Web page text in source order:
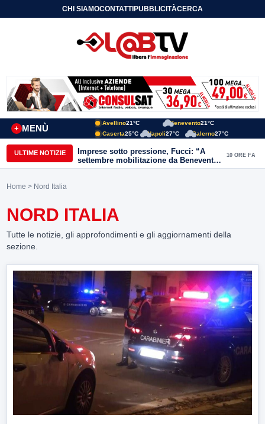
CHI SIAMOCONTATTIPUBBLICITÀCERCA
MENÙ
+
Avellino21°C Benevento21°C
Caserta25°C Napoli27°C Salerno27°C
ULTIME NOTIZIE
Imprese sotto pressione, Fucci: “A
settembre mobilitazione da Benevento
e Avellino”
10 ORE FA
Home > Nord Italia
NORD ITALIA
Tutte le notizie, gli approfondimenti e gli aggiornamenti della
sezione.